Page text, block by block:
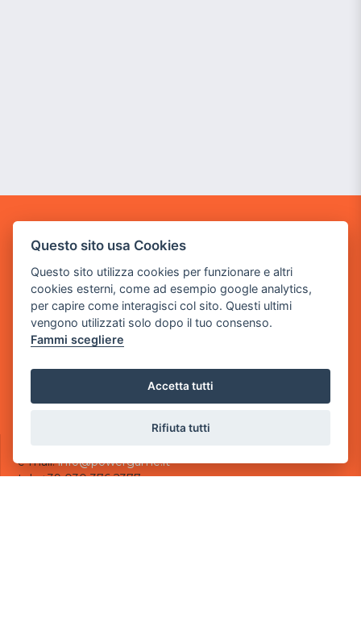
BY POWER GAME SRL
Sede Legale
via Villaggio dei Platani, 3
- 25014 Castenedolo, Brescia
Sede Operativa
via Industriale, 2 - 25082 Botticino, BS
e-mail:info@powergame.it
tel.: +39 030 376 2377
Questo sito usa Cookies
Questo sito utilizza cookies per funzionare e altri
cookies esterni, come ad esempio google analytics,
per capire come interagisci col sito. Questi ultimi
vengono utilizzati solo dopo il tuo consenso.
Fammi scegliere
Accetta tutti
Rifiuta tutti